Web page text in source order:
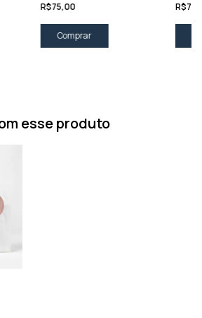
R$75,00
Comprar
esse produto